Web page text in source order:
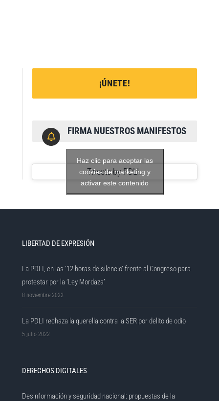
¡ÚNETE!
FIRMA NUESTROS MANIFESTOS
Tweets by PDLI_
Haz clic para aceptar las
cookies de marketing y
activar este contenido
LIBERTAD DE EXPRESIÓN
La PDLI, en las ’12 horas de silencio’ frente al Congreso para
protestar por la ‘Ley Mordaza’
8 noviembre 2022
La PDLI rechaza la querella contra la SER por delito de odio
5 julio 2022
DERECHOS DIGITALES
Desinformación y seguridad nacional: propuestas de la